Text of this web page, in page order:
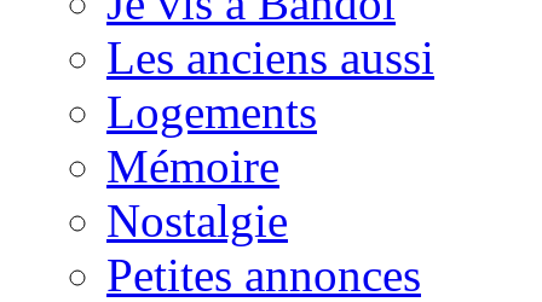
Les anciens aussi
Logements
Mémoire
Nostalgie
Petites annonces